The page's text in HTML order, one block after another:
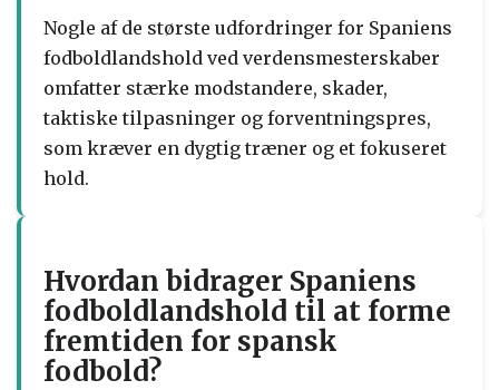
Nogle af de største udfordringer for Spaniens
fodboldlandshold ved verdensmesterskaber
omfatter stærke modstandere, skader,
taktiske tilpasninger og forventningspres,
som kræver en dygtig træner og et fokuseret
hold.
Hvordan bidrager Spaniens
fodboldlandshold til at forme
fremtiden for spansk
fodbold?